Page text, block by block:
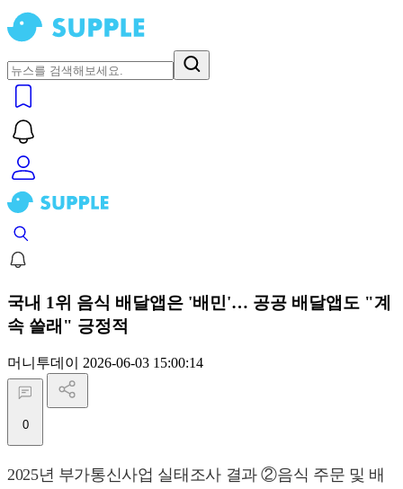
국내 1위 음식 배달앱은 '배민'… 공공 배달앱도 "계
속 쓸래" 긍정적
머니투데이 2026-06-03 15:00:14
0
2025년 부가통신사업 실태조사 결과 ②음식 주문 및 배